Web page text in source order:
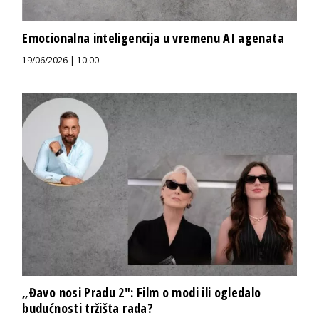
Emocionalna inteligencija u vremenu AI agenata
19/06/2026 | 10:00
„Đavo nosi Pradu 2″: Film o modi ili ogledalo
budućnosti tržišta rada?